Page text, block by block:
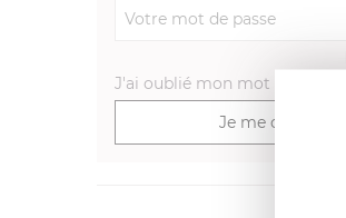
J'ai oublié mon mot de passe
Je me connecte